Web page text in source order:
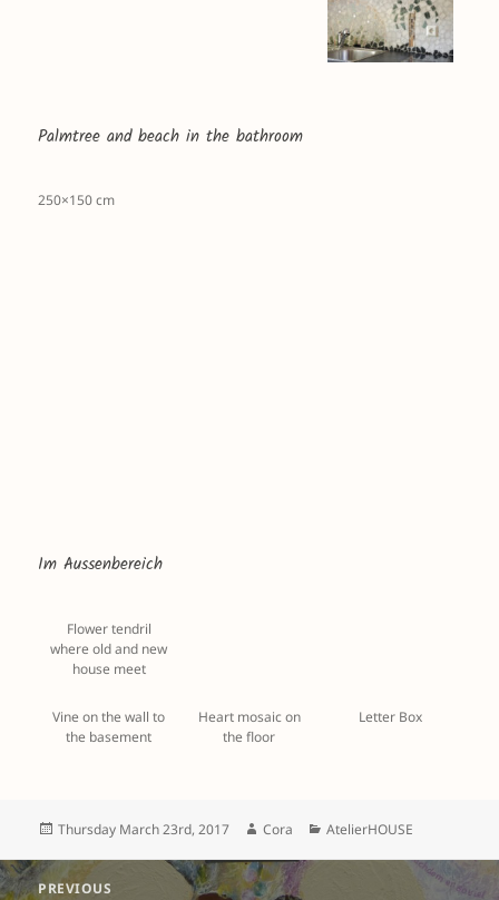
Palmtree and beach in the bathroom
250×150 cm
Im Aussenbereich
Flower tendril
where old and new
house meet
Vine on the wall to
the basement
Heart mosaic on
the floor
Letter Box
Posted
Thursday March 23rd, 2017 Author
Cora Categories
AtelierHOUSE
Post
PREVIOUS